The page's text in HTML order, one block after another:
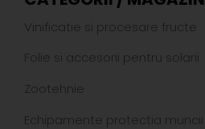
Vinificatie si procesare fructe
Folie si accesorii pentru solarii
Zootehnie
Echipamente protectia muncii